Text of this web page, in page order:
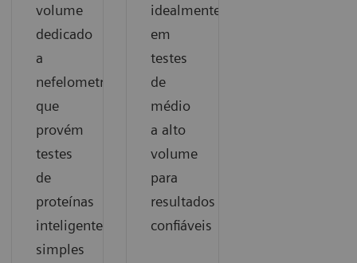
volume
dedicado
a
nefelometria
que
provém
testes
de
proteínas
inteligentes,
simples
idealmente
em
testes
de
médio
a alto
volume
para
resultados
confiáveis